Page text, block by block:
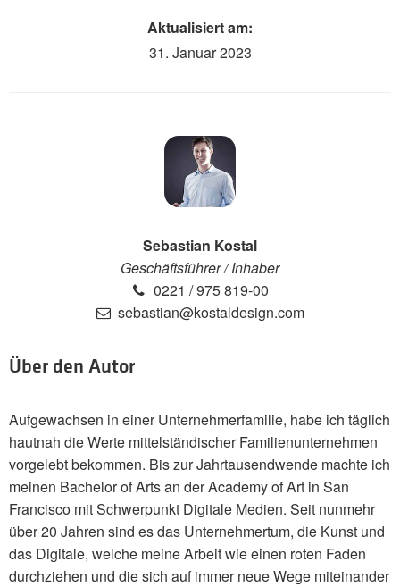
Aktualisiert am:
31. Januar 2023
Über den Autor
Aufgewachsen in einer Unternehmerfamilie, habe ich täglich
hautnah die Werte mittelständischer Familienunternehmen
vorgelebt bekommen. Bis zur Jahrtausendwende machte ich
meinen Bachelor of Arts an der Academy of Art in San
Francisco mit Schwerpunkt Digitale Medien. Seit nunmehr
über 20 Jahren sind es das Unternehmertum, die Kunst und
das Digitale, welche meine Arbeit wie einen roten Faden
durchziehen und die sich auf immer neue Wege miteinander
Sebastian Kostal
Geschäftsführer / Inhaber
0221 / 975 819-00
sebastian@kostaldesign.com